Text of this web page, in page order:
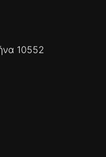
10552